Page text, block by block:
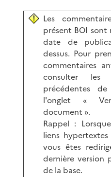
Les
présent BOI
date de
dessus. Pour
commentaires
consulter les
précédentes
l'onglet «
document ».
Rappel :
liens
vous êtes
dernière version
de la base.